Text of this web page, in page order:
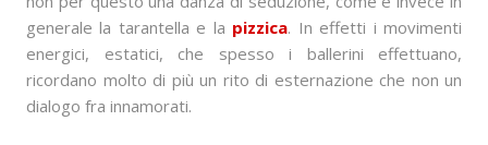
generale la tarantella e la pizzica. In effetti i movimenti
energici, estatici, che spesso i ballerini effettuano,
ricordano molto di più un rito di esternazione che non un
dialogo fra innamorati.